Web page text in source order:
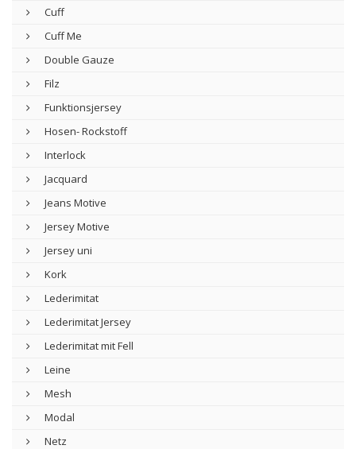
Cuff
Cuff Me
Double Gauze
Filz
Funktionsjersey
Hosen- Rockstoff
Interlock
Jacquard
Jeans Motive
Jersey Motive
Jersey uni
Kork
Lederimitat
Lederimitat Jersey
Lederimitat mit Fell
Leine
Mesh
Modal
Netz